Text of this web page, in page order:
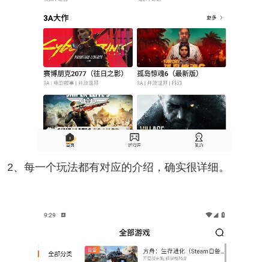
2、每一个玩法都有对应的介绍，确实很详细。